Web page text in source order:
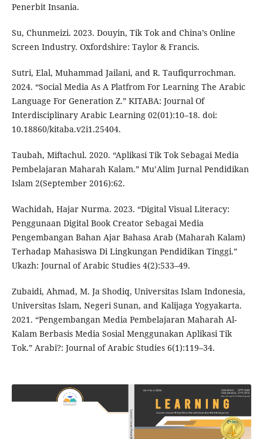
Penerbit Insania.
Su, Chunmeizi. 2023. Douyin, Tik Tok and China’s Online
Screen Industry. Oxfordshire: Taylor & Francis.
Sutri, Elal, Muhammad Jailani, and R. Taufiqurrochman.
2024. “Social Media As A Platfrom For Learning The Arabic
Language For Generation Z.” KITABA: Journal Of
Interdisciplinary Arabic Learning 02(01):10–18. doi:
10.18860/kitaba.v2i1.25404.
Taubah, Miftachul. 2020. “Aplikasi Tik Tok Sebagai Media
Pembelajaran Maharah Kalam.” Mu’Alim Jurnal Pendidikan
Islam 2(September 2016):62.
Wachidah, Hajar Nurma. 2023. “Digital Visual Literacy:
Penggunaan Digital Book Creator Sebagai Media
Pengembangan Bahan Ajar Bahasa Arab (Maharah Kalam)
Terhadap Mahasiswa Di Lingkungan Pendidikan Tinggi.”
Ukazh: Journal of Arabic Studies 4(2):533–49.
Zubaidi, Ahmad, M. Ja Shodiq, Universitas Islam Indonesia,
Universitas Islam, Negeri Sunan, and Kalijaga Yogyakarta.
2021. “Pengembangan Media Pembelajaran Maharah Al-
Kalam Berbasis Media Sosial Menggunakan Aplikasi Tik
Tok.” Arabi?: Journal of Arabic Studies 6(1):119–34.